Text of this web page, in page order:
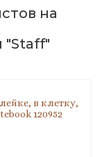
на
"Staff"